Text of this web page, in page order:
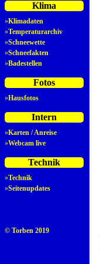
Klima
»Klimadaten
»Temperaturarchiv
»Schneewette
»Schneefakten
»Badestellen
Fotos
»Hausfotos
Intern
»Karten / Anreise
»Webcam live
Technik
»Technik
»Seitenupdates
© Torben 2019